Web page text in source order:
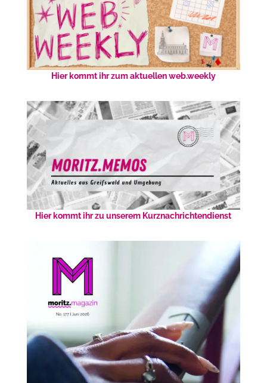
Hier kommt ihr zum aktuellen web.weekly
Hier kommt ihr zu unserem Kurznachrichtendienst